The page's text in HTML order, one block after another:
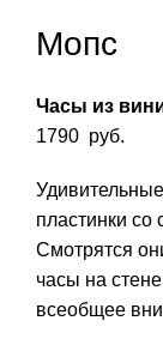
Мопс
Часы из
1790 руб.
пластинки
Смотрятся
часы на
всеобщее